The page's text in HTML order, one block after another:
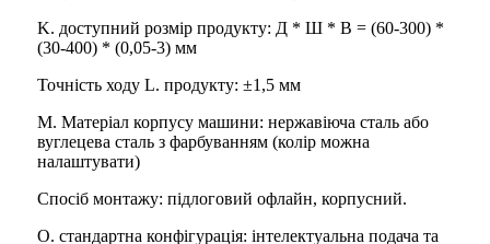
K. доступний розмір продукту: Д * Ш * В = (60-300) *
(30-400) * (0,05-3) мм
Точність ходу L. продукту: ±1,5 мм
M. Матеріал корпусу машини: нержавіюча сталь або
вуглецева сталь з фарбуванням (колір можна
налаштувати)
Спосіб монтажу: підлоговий офлайн, корпусний.
O. стандартна конфігурація: інтелектуальна подача та